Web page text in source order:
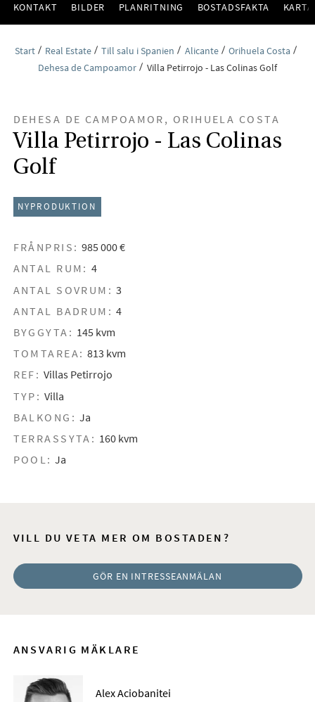
KONTAKT BILDER PLANRITNING BOSTADSFAKTA KARTA
Start Real Estate Till salu i Spanien Alicante
Orihuela Costa
Dehesa de Campoamor
Villa Petirrojo - Las Colinas Golf
DEHESA DE CAMPOAMOR, ORIHUELA COSTA
Villa Petirrojo - Las Colinas
Golf
NYPRODUKTION
FRÅNPRIS: 985 000 €
ANTAL RUM: 4
ANTAL SOVRUM: 3
ANTAL BADRUM: 4
BYGGYTA: 145 kvm
TOMTAREA: 813 kvm
REF: Villas Petirrojo
TYP: Villa
BALKONG: Ja
TERRASSYTA: 160 kvm
POOL: Ja
VILL DU VETA MER OM BOSTADEN?
GÖR EN INTRESSEANMÄLAN
ANSVARIG MÄKLARE
Alex Aciobanitei